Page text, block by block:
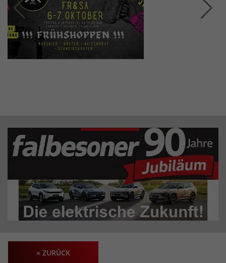
« ZURÜCK